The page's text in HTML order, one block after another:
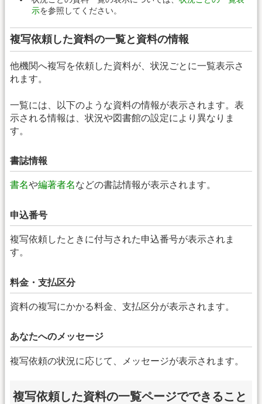
示を参照してください。
複写依頼した資料の一覧と資料の情報
他機関へ複写を依頼した資料が、状況ごとに一覧表示さ
れます。
一覧には、以下のような資料の情報が表示されます。表
示される情報は、状況や図書館の設定により異なりま
す。
書誌情報
書名や編著者名などの書誌情報が表示されます。
申込番号
複写依頼したときに付与された申込番号が表示されま
す。
料金・支払区分
資料の複写にかかる料金、支払区分が表示されます。
あなたへのメッセージ
複写依頼の状況に応じて、メッセージが表示されます。
複写依頼した資料の一覧ページでできること